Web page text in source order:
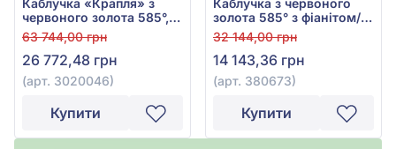
Каблучка «Крапля» з
червоного золота 585°,
арт. 3020046
63 744,00 грн
26 772,48 грн
(арт. 3020046)
Купити
Каблучка з червоного
золота 585° з фіанітом/
куб.цирконієм, арт.
380673
32 144,00 грн
14 143,36 грн
(арт. 380673)
Купити